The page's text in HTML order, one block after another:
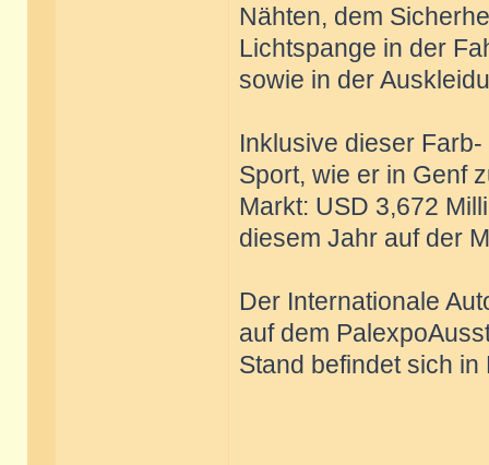
Nähten, dem
Lichtspange in der
sowie in der
Inklusive dieser
Sport, wie er in Genf
Markt: USD 3,672
diesem Jahr auf der
Der Internationale
auf dem
Stand befindet sich in